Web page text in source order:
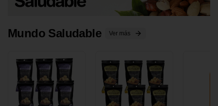
Mundo Saludable Ver más